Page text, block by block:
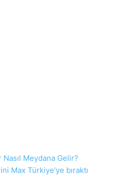
Meydana Gelir?
Max Türkiye’ye bıraktı